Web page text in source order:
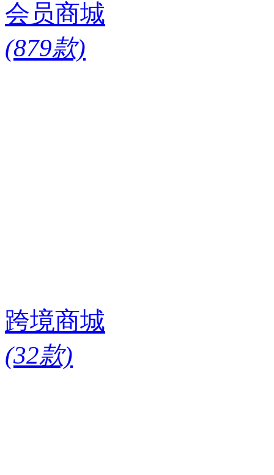
会员商城
(879款)
跨境商城
(32款)